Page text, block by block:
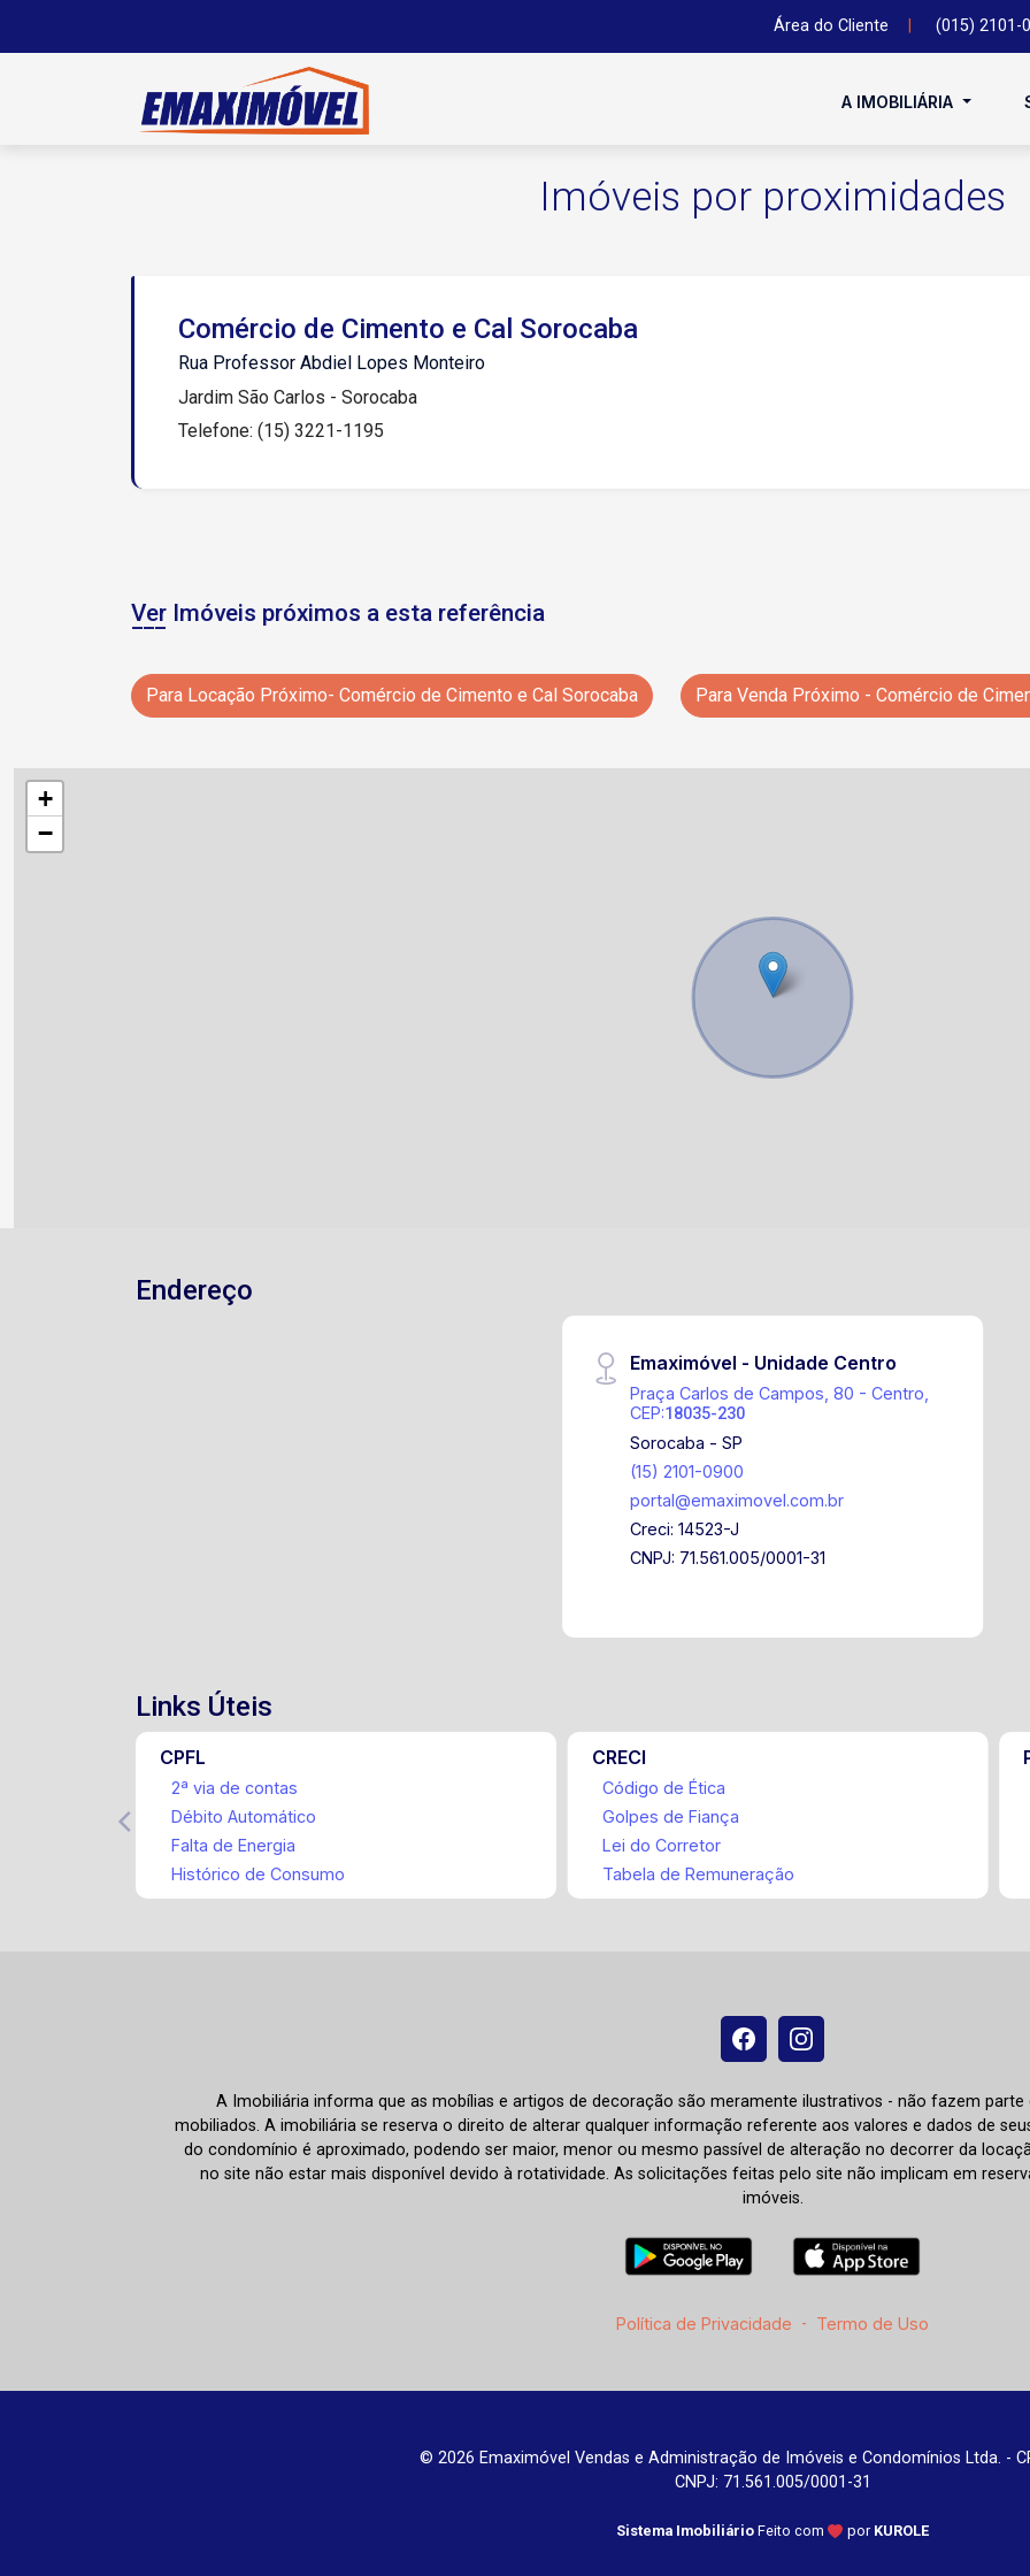
Área do Cliente (015) 2101-
A IMOBILIÁRIA
Imóveis por proximidades
Comércio de Cimento e Cal Sorocaba
Rua Professor Abdiel Lopes Monteiro
Jardim São Carlos - Sorocaba
Telefone: (15) 3221-1195
Ver Imóveis próximos a esta referência
Para Locação Próximo- Comércio de Cimento e Cal Sorocaba Para Venda Próximo - Comércio de
+
−
Endereço
Emaximóvel - Unidade Centro
Praça Carlos de Campos, 80 - Centro,
CEP:18035-230
Sorocaba - SP
(15) 2101-0900
portal@emaximovel.com.br
Creci: 14523-J
CNPJ: 71.561.005/0001-31
Links Úteis
CPFL
2ª via de contas
Débito Automático
Falta de Energia
Histórico de Consumo
CRECI
Código de Ética
Golpes de Fiança
Lei do Corretor
Tabela de Remuneração
A Imobiliária informa que as mobílias e artigos de decoração são meramente ilustrativos - não fazem
mobiliados. A imobiliária se reserva o direito de alterar qualquer informação referente aos valores e dados de
do condomínio é aproximado, podendo ser maior, menor ou mesmo passível de alteração no decorrer da
no site não estar mais disponível devido à rotatividade. As solicitações feitas pelo site não implicam em
imóveis.
Política de Privacidade - Termo de Uso
© 2026 Emaximóvel Vendas e Administração de Imóveis e Condomínios Ltda. -
CNPJ: 71.561.005/0001-31
Sistema Imobiliário Feito com por KUROLE